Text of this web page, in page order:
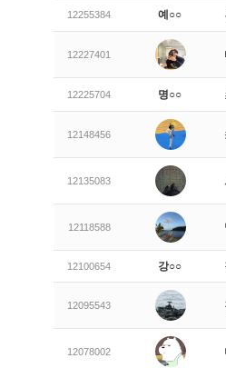
12255384 예○○
12227401
12225704 명○○
12148456
12135083
12118588
12100654 강○○
12095543
12078002